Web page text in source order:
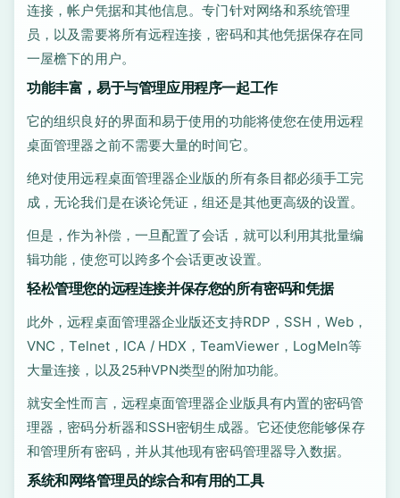
连接，帐户凭据和其他信息。专门针对网络和系统管理
员，以及需要将所有远程连接，密码和其他凭据保存在同
一屋檐下的用户。
功能丰富，易于与管理应用程序一起工作
它的组织良好的界面和易于使用的功能将使您在使用远程
桌面管理器之前不需要大量的时间它。
绝对使用远程桌面管理器企业版的所有条目都必须手工完
成，无论我们是在谈论凭证，组还是其他更高级的设置。
但是，作为补偿，一旦配置了会话，就可以利用其批量编
辑功能，使您可以跨多个会话更改设置。
轻松管理您的远程连接并保存您的所有密码和凭据
此外，远程桌面管理器企业版还支持RDP，SSH，Web，
VNC，Telnet，ICA / HDX，TeamViewer，LogMeIn等
大量连接，以及25种VPN类型的附加功能。
就安全性而言，远程桌面管理器企业版具有内置的密码管
理器，密码分析器和SSH密钥生成器。它还使您能够保存
和管理所有密码，并从其他现有密码管理器导入数据。
系统和网络管理员的综合和有用的工具